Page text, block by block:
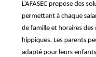
L’AFASEC propose des
permettant à chaque
de famille et horaires des
hippiques. Les parents
adapté pour leurs